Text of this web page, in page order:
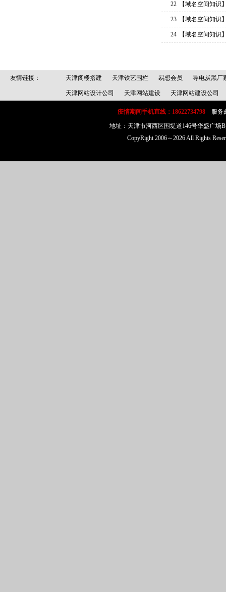
【域名空间知识
22
【域名空间知识
23
【域名空间知识
24
友情链接： 天津阁楼搭建 天津铁艺围栏 易想会员 导电炭黑厂
天津网站设计公司 天津网站建设 天津网站建设公司
疫情期间手机直线：18622734798 服务
地址：天津市河西区围堤道146号华盛广
CopyRight 2006～2026 All Rights